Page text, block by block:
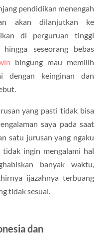
pendidikan menengah
akan dilanjutkan ke
di perguruan tinggi
seseorang bebas
bingung mau memilih
dengan keinginan dan
yang pasti tidak bisa
saya pada saat
satu jurusan yang ngaku
ingin mengalami hal
banyak waktu,
ijazahnya terbuang
tidak sesuai.
dan